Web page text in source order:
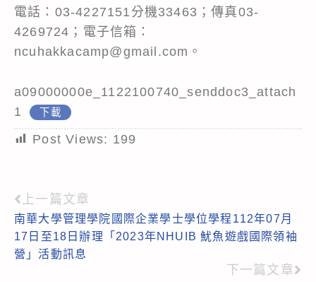
電話：03-4227151分機33463；傳真03-
4269724；電子信箱：
ncuhakkacamp@gmail.com。
a09000000e_1122100740_senddoc3_attach
1
下載
Post Views: 199
Read
more
articles
上一篇文章
南華大學管理學院國際企業學士學位學程112年07月
17日至18日辦理「2023年NHUIB 魷魚遊戲國際領袖
營」活動訊息
下一篇文章